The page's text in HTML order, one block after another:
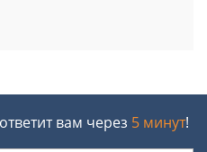
вам через 5 минут!